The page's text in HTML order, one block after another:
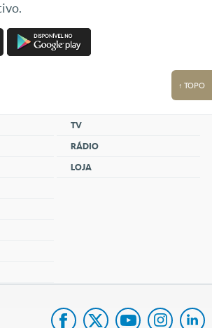
↑ TOPO
TV
RÁDIO
LOJA